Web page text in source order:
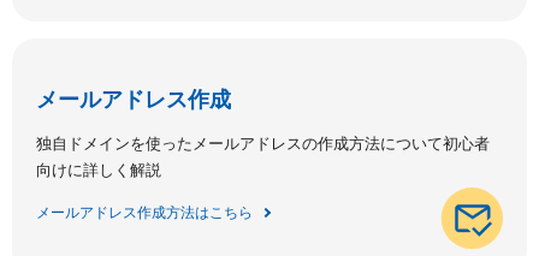
メールアドレス作成
独自ドメインを使ったメールアドレスの作成方法について初心者
向けに詳しく解説
メールアドレス作成方法はこちら